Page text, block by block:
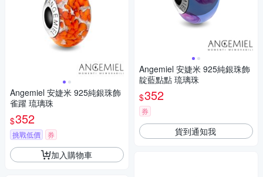
Angemiel 安婕米 925純銀珠飾
雀躍 琉璃珠
$352
挑戰低價 券
加入購物車
Angemiel 安婕米 925純銀珠飾
靛藍點點 琉璃珠
$352
券
貨到通知我